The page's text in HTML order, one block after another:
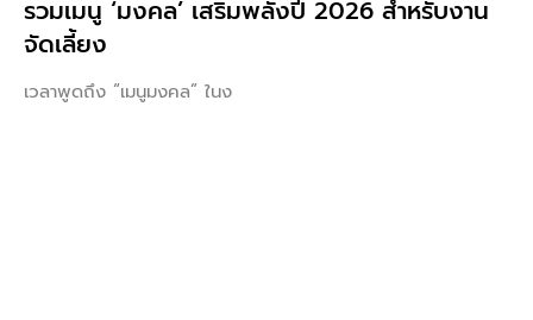
รวมเมนู ‘มงคล’ เสริมพลังปี 2026 สำหรับงาน
จัดเลี้ยง
เวลาพูดถึง “เมนูมงคล” ในง